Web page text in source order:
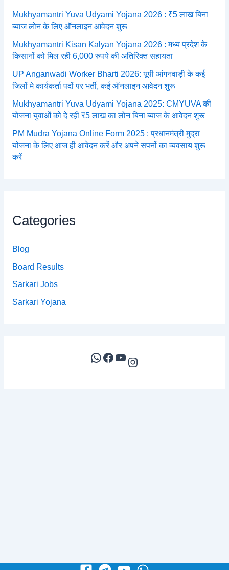
Mukhyamantri Yuva Udyami Yojana 2026 : ₹5 लाख बिना
ब्याज लोन के लिए ऑनलाइन आवेदन शुरू
Mukhyamantri Kisan Kalyan Yojana 2026 : मध्य प्रदेश के
किसानों को मिल रही 6,000 रुपये की अतिरिक्त सहायता
UP Anganwadi Worker Bharti 2026: यूपी आंगनवाड़ी के कई
जिलों मे कार्यकर्ता पदों पर भर्ती, कई ऑनलाइन आवेदन शुरू
Mukhyamantri Yuva Udyami Yojana 2025: CMYUVA की
योजना युवाओं को दे रही ₹5 लाख का लोन बिना ब्याज के आवेदन शुरू
PM Mudra Yojana Online Form 2025 : प्रधानमंत्री मुद्रा
योजना के लिए आज ही आवेदन करें और अपने सपनों का व्यवसाय शुरू
करें
Categories
Blog
Board Results
Sarkari Jobs
Sarkari Yojana